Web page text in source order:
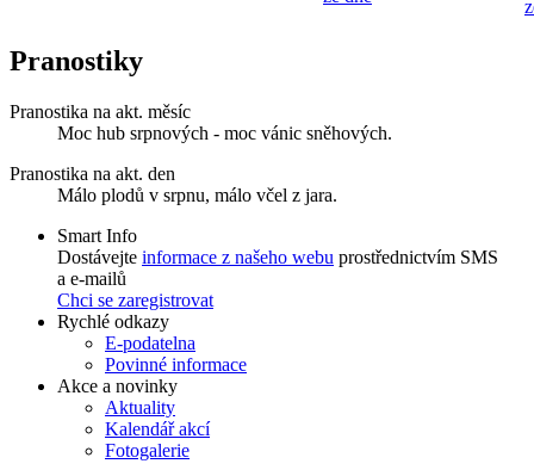
Pranostiky
Pranostika na akt. měsíc
Moc hub srpnových - moc vánic sněhových.
Pranostika na akt. den
Málo plodů v srpnu, málo včel z jara.
Smart Info
Dostávejte informace z našeho webu prostřednictvím SMS
a e-mailů
Chci se zaregistrovat
Rychlé odkazy
E-podatelna
Povinné informace
Akce a novinky
Aktuality
Kalendář akcí
Fotogalerie